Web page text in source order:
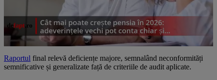
Raportul final relevă deficiențe majore, semnalând neconformități
semnificative și generalizate față de criteriile de audit aplicate.